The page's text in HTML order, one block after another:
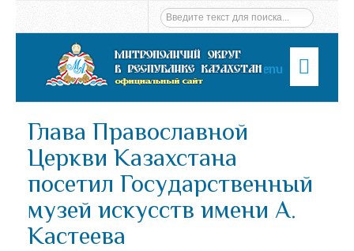
Menu
Глава Православной
Церкви Казахстана
посетил Государственный
музей искусств имени А.
Кастеева